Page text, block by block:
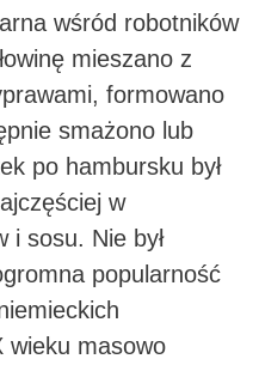
wśród robotników
mieszano z
formowano
smażono lub
po hambursku był
w
i sosu. Nie był
popularność
wieku masowo